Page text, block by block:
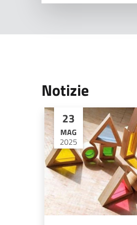
Notizie
23
MAG
2025